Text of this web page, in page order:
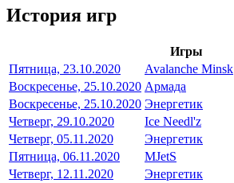
История игр
Игры
Пятница, 23.10.2020
Avalanche Minsk
Воскресенье, 25.10.2020 Армада
Воскресенье, 25.10.2020 Энергетик
Четверг, 29.10.2020
Ice Needl'z
Четверг, 05.11.2020
Энергетик
Пятница, 06.11.2020
MJetS
Четверг, 12.11.2020
Энергетик